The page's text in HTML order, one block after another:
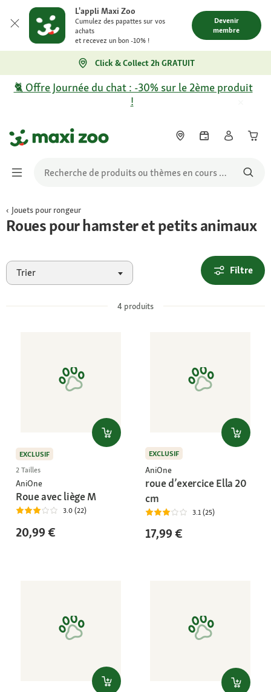
L'appli Maxi Zoo
Cumulez des papattes sur vos
achats
et recevez un bon -10% !
Devenir
membre
Click & Collect 2h GRATUIT
🐈 Offre Journée du chat : -30% sur le 2ème produit
!
Jouets pour rongeur
Roues pour hamster et petits animaux
Trier Filtre
4 produits
EXCLUSIF
2 Tailles
AniOne
Roue avec liège M
3.0 (22)
20,99 €
EXCLUSIF
AniOne
roue d’exercice Ella 20
cm
3.1 (25)
17,99 €